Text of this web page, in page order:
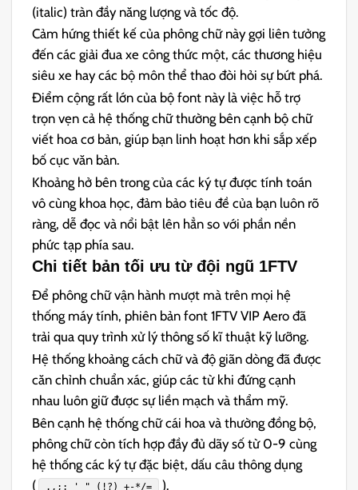
(italic) tràn đầy năng lượng và tốc độ.
Cảm hứng thiết kế của phông chữ này gợi liên tưởng
đến các giải đua xe công thức một, các thương hiệu
siêu xe hay các bộ môn thể thao đòi hỏi sự bứt phá.
Điểm cộng rất lớn của bộ font này là việc hỗ trợ
trọn vẹn cả hệ thống chữ thường bên cạnh bộ chữ
viết hoa cơ bản, giúp bạn linh hoạt hơn khi sắp xếp
bố cục văn bản.
Khoảng hở bên trong của các ký tự được tính toán
vô cùng khoa học, đảm bảo tiêu đề của bạn luôn rõ
ràng, dễ đọc và nổi bật lên hẳn so với phần nền
phức tạp phía sau.
Chi tiết bản tối ưu từ đội ngũ 1FTV
Để phông chữ vận hành mượt mà trên mọi hệ
thống máy tính, phiên bản font 1FTV VIP Aero đã
trải qua quy trình xử lý thông số kĩ thuật kỹ lưỡng.
Hệ thống khoảng cách chữ và độ giãn dòng đã được
căn chỉnh chuẩn xác, giúp các từ khi đứng cạnh
nhau luôn giữ được sự liền mạch và thẩm mỹ.
Bên cạnh hệ thống chữ cái hoa và thường đồng bộ,
phông chữ còn tích hợp đầy đủ dãy số từ 0-9 cùng
hệ thống các ký tự đặc biệt, dấu câu thông dụng
(
.,;: ' " (!?) +-*/= ).